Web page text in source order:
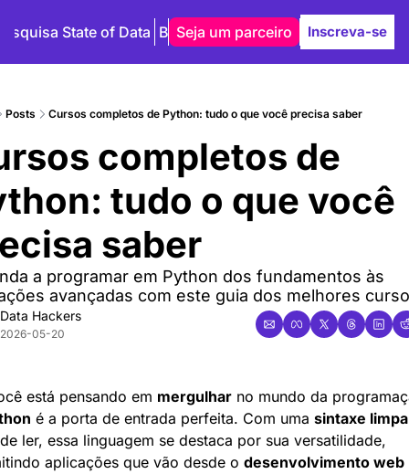
State of Data Blog Autores
Seja um parceiro Inscreva-se
Posts Cursos completos de Python: tudo o que você precisa saber
completos de
tudo o que você
saber
a programar em Python dos fundamentos às
avançadas com este guia dos melhores
Data Hackers
2026-05-20
está pensando em mergulhar no mundo da
é a porta de entrada perfeita. Com uma sintaxe limpa
ler, essa linguagem se destaca por sua versatilidade,
aplicações que vão desde o desenvolvimento web